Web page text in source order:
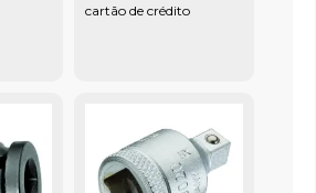
cartão de crédito